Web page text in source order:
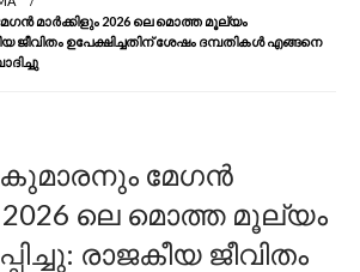
മാർക്കിളും 2026 ലെ മൊത്ത മൂല്യം
ജീവിതം ഉപേക്ഷിച്ചതിന് ശേഷം ദമ്പതികൾ എങ്ങനെ
മേഗൻ
2026 ലെ മൊത്ത മൂല്യം
രാജകീയ ജീവിതം